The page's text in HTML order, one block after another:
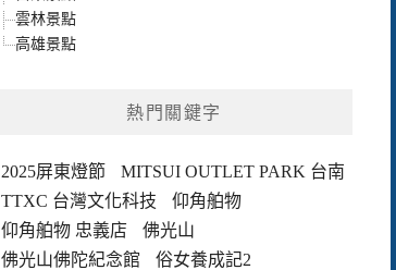
雲林景點
高雄景點
熱門關鍵字
2025屏東燈節
MITSUI OUTLET PARK 台南
TTXC 台灣文化科技
仰角舶物
仰角舶物 忠義店
佛光山
佛光山佛陀紀念館
俗女養成記2